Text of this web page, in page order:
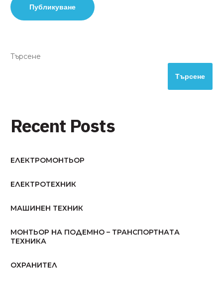
Търсене
Търсене
Recent Posts
ЕЛЕКТРОМОНТЬОР
ЕЛЕКТРОТЕХНИК
МАШИНЕН ТЕХНИК
МОНТЬОР НА ПОДЕМНО – ТРАНСПОРТНАТА
ТЕХНИКА
ОХРАНИТЕЛ